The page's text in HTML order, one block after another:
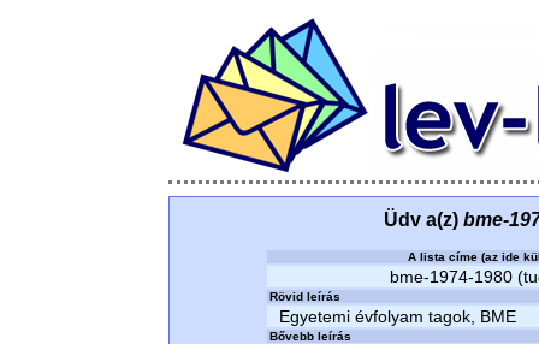
Üdv a(z) bme-
A lista címe (az ide
bme-1974-1980
Rövid leírás
Egyetemi évfolyam tagok, BME
Bővebb leírás